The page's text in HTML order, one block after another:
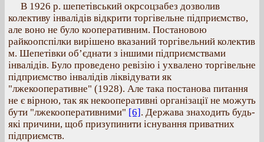
В 1926 р. шепетівський окрсоцзабез дозволив
колективу інвалідів відкрити торгівельне підприємство,
але воно не було кооперативним. Постановою
райкоопспілки вирішено вказаний торгівельний колектив
м. Шепетівки об’єднати з іншими підприємствами
інвалідів. Було проведено ревізію і ухвалено торгівельне
підприємство інвалідів ліквідувати як
"лжекооперативне" (1928). Але така постанова питання
не є вірною, так як некооперативні організації не можуть
бути "лжекооперативними" [6]. Держава знаходить будь-
які причини, щоб призупинити існування приватних
підприємств.